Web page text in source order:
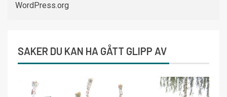
WordPress.org
SAKER DU KAN HA GÅTT GLIPP AV